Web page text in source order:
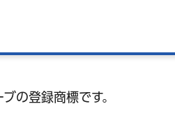
の登録商標です。